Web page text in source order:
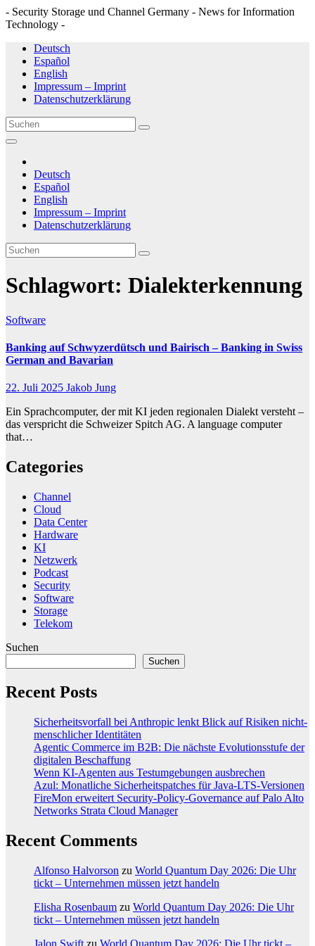
- Security Storage und Channel Germany - News for Information
Technology -
Zum
Inhalt
springen
Deutsch
Español
English
Impressum – Imprint
Datenschutzerklärung
Deutsch
Español
English
Impressum – Imprint
Datenschutzerklärung
Schlagwort: Dialekterkennung
Software
Banking auf Schwyzerdütsch und Bairisch – Banking in Swiss
German and Bavarian
22. Juli 2025 Jakob Jung
Ein Sprachcomputer, der mit KI jeden regionalen Dialekt versteht –
das verspricht die Schweizer Spitch AG. A language computer
that…
Categories
Channel
Cloud
Data Center
Hardware
KI
Netzwerk
Podcast
Security
Software
Storage
Telekom
Suchen
Suchen
Recent Posts
Sicherheitsvorfall bei Anthropic lenkt Blick auf Risiken nicht-
menschlicher Identitäten
Agentic Commerce im B2B: Die nächste Evolutionsstufe der
digitalen Beschaffung
Wenn KI-Agenten aus Testumgebungen ausbrechen
Azul: Monatliche Sicherheitspatches für Java-LTS-Versionen
FireMon erweitert Security-Policy-Governance auf Palo Alto
Networks Strata Cloud Manager
Recent Comments
Alfonso Halvorson zu World Quantum Day 2026: Die Uhr
tickt – Unternehmen müssen jetzt handeln
Elisha Rosenbaum zu World Quantum Day 2026: Die Uhr
tickt – Unternehmen müssen jetzt handeln
Jalon Swift zu World Quantum Day 2026: Die Uhr tickt –